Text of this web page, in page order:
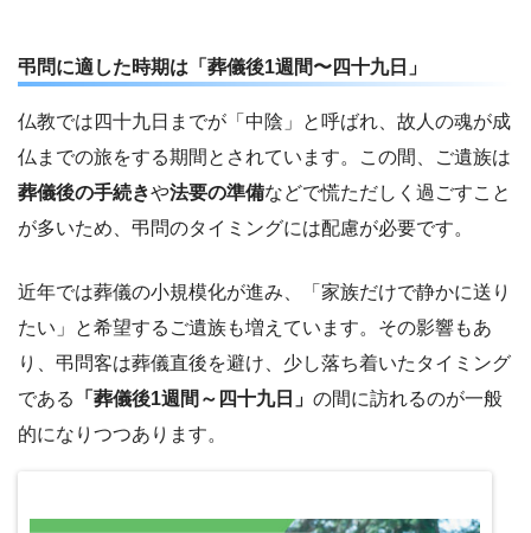
弔問に適した時期は「葬儀後1週間〜四十九日」
仏教では四十九日までが「中陰」と呼ばれ、故人の魂が成
仏までの旅をする期間とされています。この間、ご遺族は
葬儀後の手続きや法要の準備などで慌ただしく過ごすこと
が多いため、弔問のタイミングには配慮が必要です。
近年では葬儀の小規模化が進み、「家族だけで静かに送り
たい」と希望するご遺族も増えています。その影響もあ
り、弔問客は葬儀直後を避け、少し落ち着いたタイミング
である
「葬儀後1週間～四十九日」 の間に訪れるのが一般
的になりつつあります。